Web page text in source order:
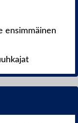
ensimmäinen